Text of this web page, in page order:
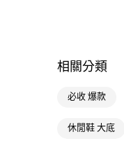
相關分類
必收 爆款
休閒鞋 大底